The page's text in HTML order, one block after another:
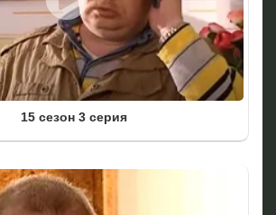
15 сезон 3 серия